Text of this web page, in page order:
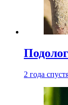
2 года